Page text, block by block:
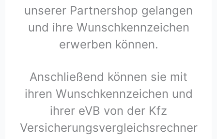
unserer Partnershop gelangen
und ihre Wunschkennzeichen
erwerben können.
Anschließend können sie mit
ihren Wunschkennzeichen und
ihrer eVB von der Kfz
Versicherungsvergleichsrechner